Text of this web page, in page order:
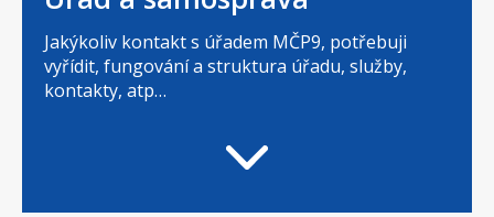
Jakýkoliv kontakt s úřadem MČP9, potřebuji
vyřídit, fungování a struktura úřadu, služby,
kontakty, atp…